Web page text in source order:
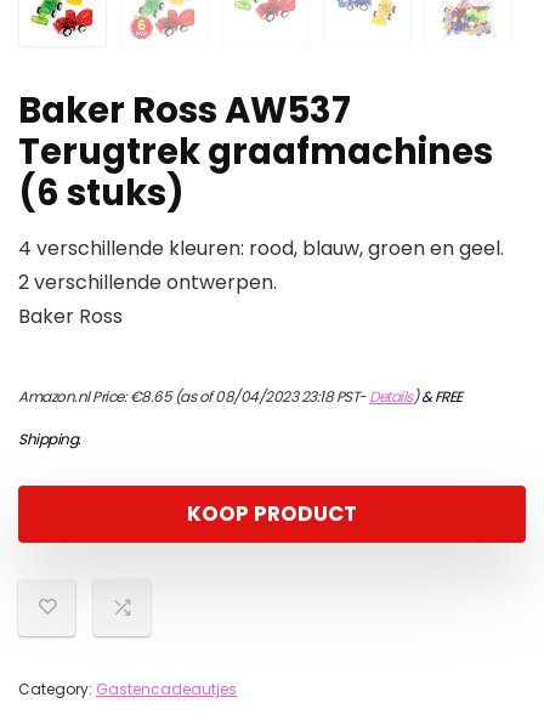
Baker Ross AW537
Terugtrek graafmachines
(6 stuks)
4 verschillende kleuren: rood, blauw, groen en geel.
2 verschillende ontwerpen.
Baker Ross
Amazon.nl Price:€8.65(as of 08/04/2023 23:18 PST-Details)&FREE
Shipping.
KOOP PRODUCT
Category: Gastencadeautjes